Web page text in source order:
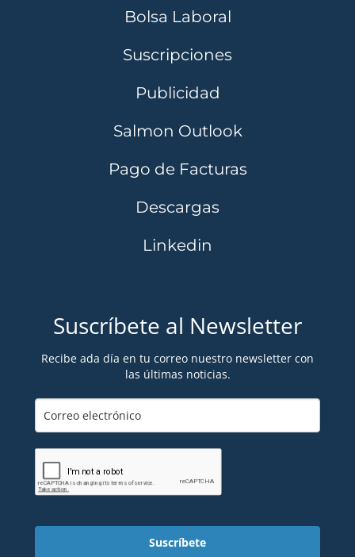
Bolsa Laboral
Suscripciones
Publicidad
Salmon Outlook
Pago de Facturas
Descargas
Linkedin
Suscríbete al Newsletter
Recibe ada día en tu correo nuestro newsletter con
las últimas noticias.
Suscríbete